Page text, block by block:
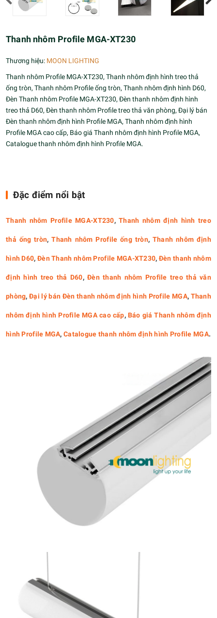
Thanh nhôm Profile MGA-XT230
Thương hiệu: MOON LIGHTING
Thanh nhôm Profile MGA-XT230, Thanh nhôm định hình treo thả
ống tròn, Thanh nhôm Profile ống tròn, Thanh nhôm định hình D60,
Đèn Thanh nhôm Profile MGA-XT230, Đèn thanh nhôm định hình
treo thả D60, Đèn thanh nhôm Profile treo thả văn phòng, Đại lý bán
Đèn thanh nhôm định hình Profile MGA, Thanh nhôm định hình
Profile MGA cao cấp, Báo giá Thanh nhôm định hình Profile MGA,
Catalogue thanh nhôm định hình Profile MGA.
Đặc điểm nổi bật
Thanh nhôm Profile MGA-XT230,Thanh nhôm định hình treo
thả ống tròn,Thanh nhôm Profile ống tròn, Thanh nhôm định
hình D60, Đèn Thanh nhôm Profile MGA-XT230, Đèn thanh nhôm
định hình treo thả D60,Đèn thanh nhôm Profile treo thả văn
phòng,Đại lý bán Đèn thanh nhôm định hình Profile MGA, Thanh
nhôm định hình Profile MGA cao cấp, Báo giá Thanh nhôm định
hình Profile MGA,Catalogue thanh nhôm định hình Profile MGA.